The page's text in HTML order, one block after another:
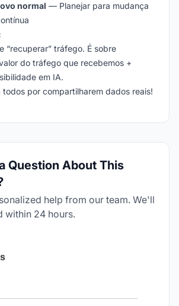
normal — Planejar para mudança
“recuperar” tráfego. É sobre
do tráfego que recebemos +
em IA.
todos por compartilharem dados reais!
Question About This
help from our team. We'll
within 24 hours.